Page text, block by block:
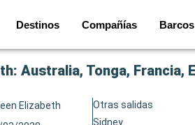
Destinos Compañías Barcos
Elizabeth
Otras salidas
Sidney